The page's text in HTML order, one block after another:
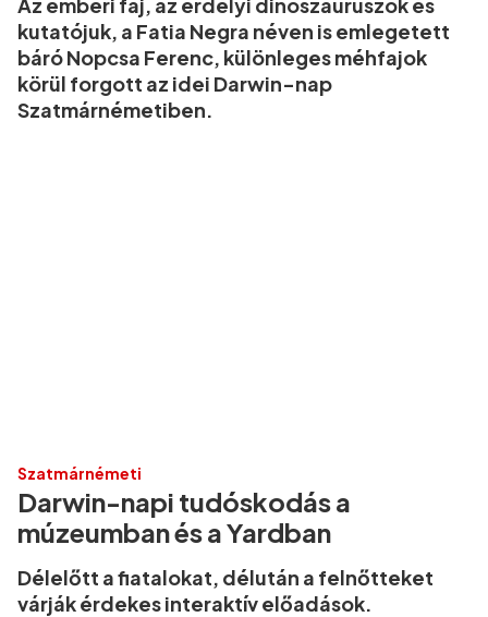
Az emberi faj, az erdélyi dinoszauruszok és
kutatójuk, a Fatia Negra néven is emlegetett
báró Nopcsa Ferenc, különleges méhfajok
körül forgott az idei Darwin-nap
Szatmárnémetiben.
Szatmárnémeti
Darwin-napi tudóskodás a
múzeumban és a Yardban
Délelőtt a fiatalokat, délután a felnőtteket
várják érdekes interaktív előadások.